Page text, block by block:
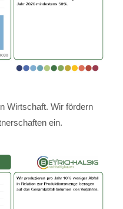
Wirtschaft. Wir fördern
ein.